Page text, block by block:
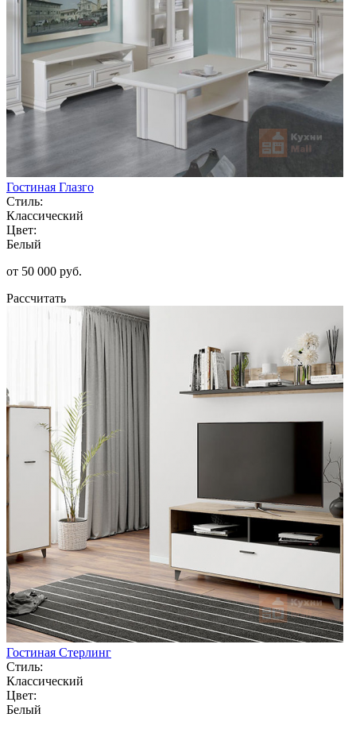
Гостиная Глазго
Стиль:
Классический
Цвет:
Белый
от 50 000 руб.
Рассчитать
Гостиная Стерлинг
Стиль:
Классический
Цвет:
Белый